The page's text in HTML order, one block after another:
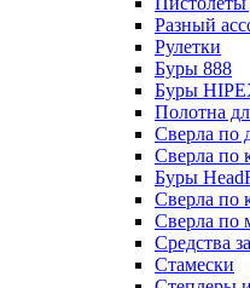
Разный
Рулетки
Буры 888
Буры
Полотна
Сверла по
Сверла по
Буры
Сверла по
Сверла по
Средства
Стамески